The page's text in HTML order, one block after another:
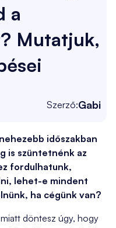
a
Mutatjuk,
Szerző:Gabi
időszakban
is szüntetnénk az
fordulhatunk,
lehet-e mindent
ha cégünk van?
döntesz úgy, hogy